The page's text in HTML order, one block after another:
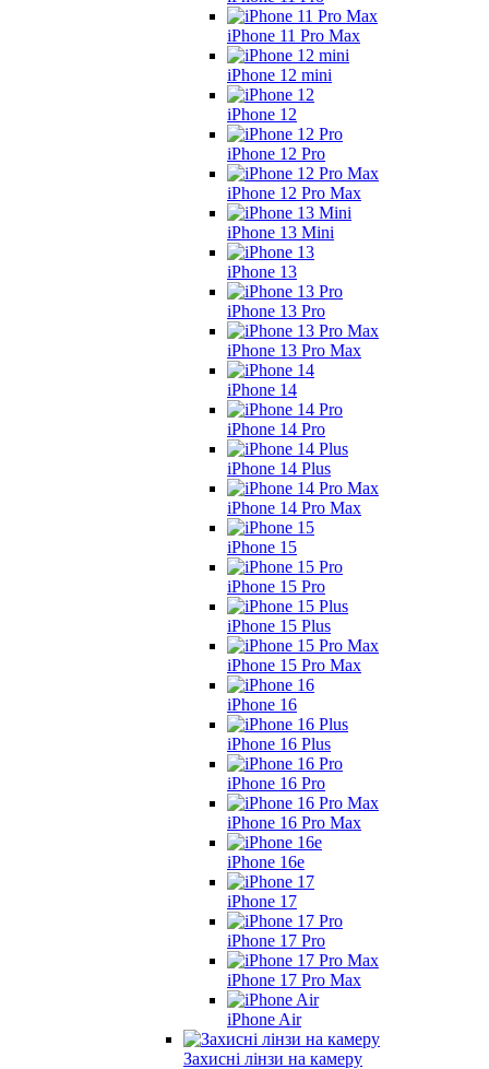
iPhone 11 Pro Max
iPhone 12 mini
iPhone 12
iPhone 12 Pro
iPhone 12 Pro Max
iPhone 13 Mini
iPhone 13
iPhone 13 Pro
iPhone 13 Pro Max
iPhone 14
iPhone 14 Pro
iPhone 14 Plus
iPhone 14 Pro Max
iPhone 15
iPhone 15 Pro
iPhone 15 Plus
iPhone 15 Pro Max
iPhone 16
iPhone 16 Plus
iPhone 16 Pro
iPhone 16 Pro Max
iPhone 16e
iPhone 17
iPhone 17 Pro
iPhone 17 Pro Max
iPhone Air
Захисні лінзи на камеру